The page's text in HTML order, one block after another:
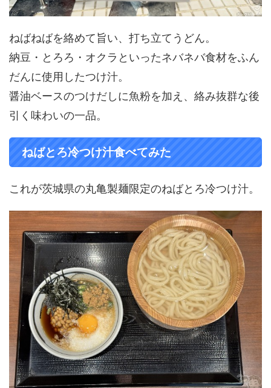
ねばねばを絡めて旨い、打ち立てうどん。
納豆・とろろ・オクラといったネバネバ食材をふん
だんに使用したつけ汁。
醤油ベースのつけだしに魚粉を加え、絡み抜群な後
引く味わいの一品。
ねばとろ冷つけ汁食べてみた
これが茨城県の丸亀製麺限定のねばとろ冷つけ汁。